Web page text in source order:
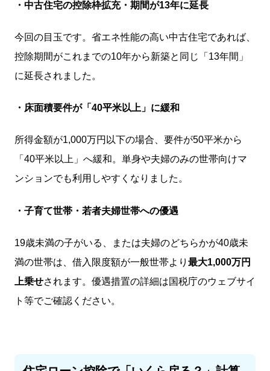
・中古住宅の控除枠拡充・期間が13年に延長
今回の目玉です。省エネ性能の高い中古住宅であれば、
控除期間がこれまでの10年から新築と同じ「13年間」
に延長されました。
・床面積要件が「40平米以上」に緩和
所得金額が1,000万円以下の場合、要件が50平米から
「40平米以上」へ緩和。単身や夫婦のみの世帯向けマ
ンションでも利用しやすくなりました。
・子育て世帯・若者夫婦世帯への優遇
19歳未満の子がいる、または夫婦のどちらかが40歳未
満の世帯は、借入限度額が一般世帯より 最大1,000万円
上乗せされます。優遇措置の詳細は国税庁のウェブサイ
ト等でご確認ください。